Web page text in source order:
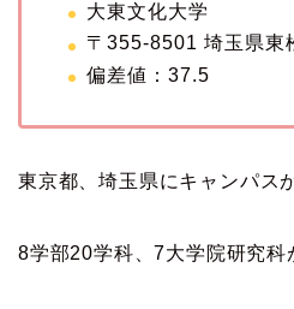
大東文化大学
〒355-8501 埼玉県東
偏差値：37.5
東京都、埼玉県にキャンパス
8学部20学科、7大学院研究科